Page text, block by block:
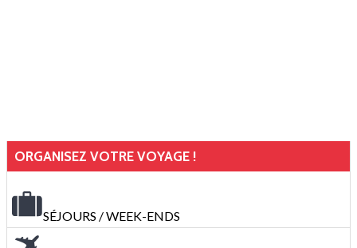
ORGANISEZ VOTRE VOYAGE !
SÉJOURS / WEEK-ENDS